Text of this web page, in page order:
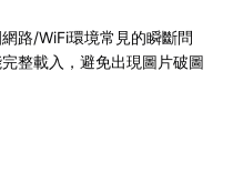
路/WiFi環境常見的瞬斷問
整載入，避免出現圖片破圖